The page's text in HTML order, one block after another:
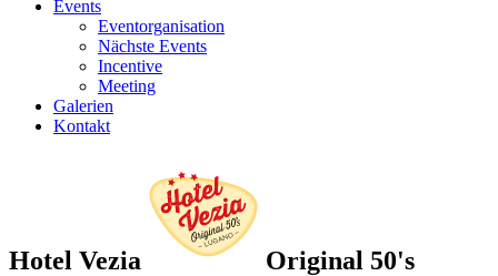
Events
Eventorganisation
Nächste Events
Incentive
Meeting
Galerien
Kontakt
Hotel Vezia Original 50's